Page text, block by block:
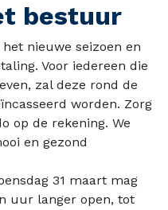
bestuur
nieuwe seizoen en
Voor iedereen die
zal deze rond de
worden. Zorg
op de rekening. We
en gezond
31 maart mag
uur langer open, tot